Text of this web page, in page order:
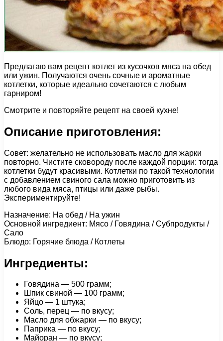
Предлагаю вам рецепт котлет из кусочков мяса на обед
или ужин. Получаются очень сочные и ароматные
котлетки, которые идеально сочетаются с любым
гарниром!
Смотрите и повторяйте рецепт на своей кухне!
Описание приготовления:
Совет: желательно не использовать масло для жарки
повторно. Чистите сковороду после каждой порции: тогда
котлетки будут красивыми. Котлетки по такой технологии
с добавлением свиного сала можно приготовить из
любого вида мяса, птицы или даже рыбы.
Экспериментируйте!
Назначение: На обед / На ужин
Основной ингредиент: Мясо / Говядина / Субпродукты /
Сало
Блюдо: Горячие блюда / Котлеты
Ингредиенты:
Говядина — 500 грамм;
Шпик свиной — 100 грамм;
Яйцо — 1 штука;
Соль, перец — по вкусу;
Масло для обжарки — по вкусу;
Паприка — по вкусу;
Майоран — по вкусу;